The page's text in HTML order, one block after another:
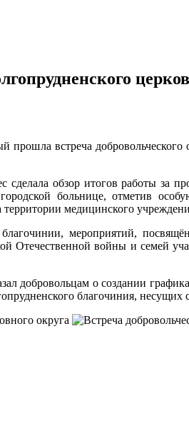
встреча
сделала обзор итогов работы за
больнице, отметив
медицинского
мероприятий,
Отечественной войны и семей
добровольцам о создании
благочиния,